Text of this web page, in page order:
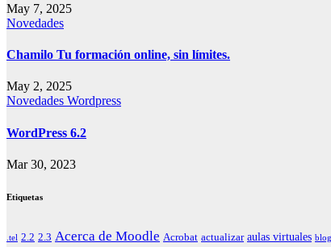
May 7, 2025
Novedades
Chamilo Tu formación online, sin límites.
May 2, 2025
Novedades Wordpress
WordPress 6.2
Mar 30, 2023
Etiquetas
.tel 2.2 2.3 Acerca de Moodle Acrobat actualizar aulas virtuales blog